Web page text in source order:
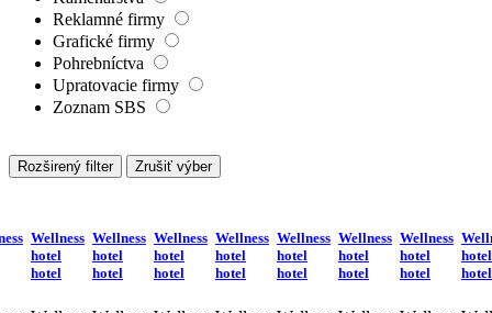
Reklamné firmy
Grafické firmy
Pohrebníctva
Upratovacie firmy
Zoznam SBS
Rozširený filter Zrušiť výber
Wellness
hotel
hotel
Wellness
hotel
hotel
Wellness
hotel
hotel
Wellness
hotel
hotel
Wellness
hotel
hotel
Wellness
hotel
hotel
Wellness
hotel
hotel
hotel
hotel